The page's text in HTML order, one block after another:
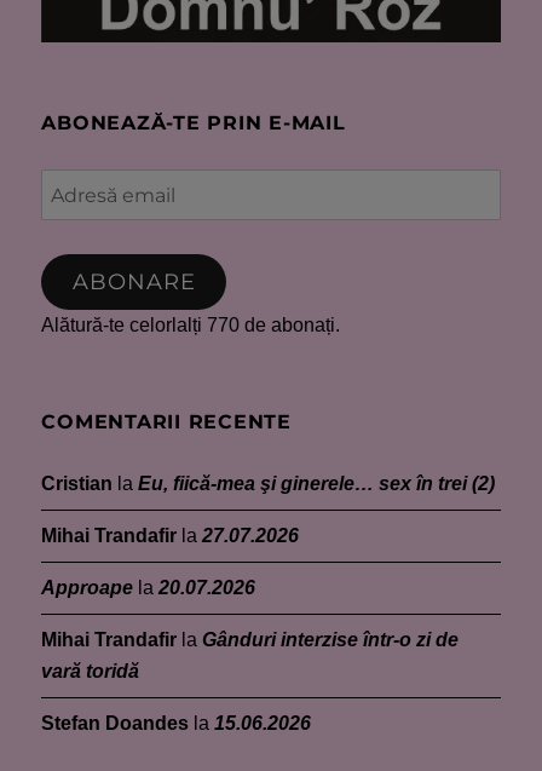
ABONEAZĂ-TE PRIN E-MAIL
Adresă
email
ABONARE
Alătură-te celorlalți 770 de abonați.
COMENTARII RECENTE
Cristian laEu, fiică-mea şi ginerele… sex în trei (2)
Mihai Trandafir la27.07.2026
Approape la20.07.2026
Mihai Trandafir la Gânduri interzise într-o zi de
vară toridă
Stefan Doandes la15.06.2026